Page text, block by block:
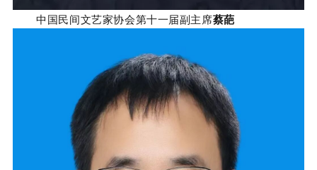
中国民间文艺家协会第十一届副主席蔡葩